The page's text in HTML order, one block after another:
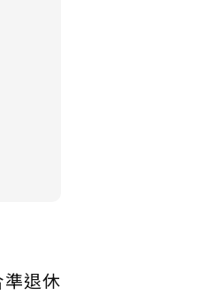
退休